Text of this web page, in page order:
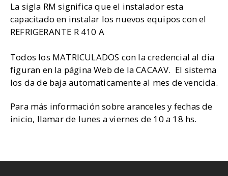
La sigla RM significa que el instalador esta
capacitado en instalar los nuevos equipos con el
REFRIGERANTE R 410 A
Todos los MATRICULADOS con la credencial al dia
figuran en la página Web de la CACAAV. El sistema
los da de baja automaticamente al mes de vencida.
Para más información sobre aranceles y fechas de
inicio, llamar de lunes a viernes de 10 a 18 hs.